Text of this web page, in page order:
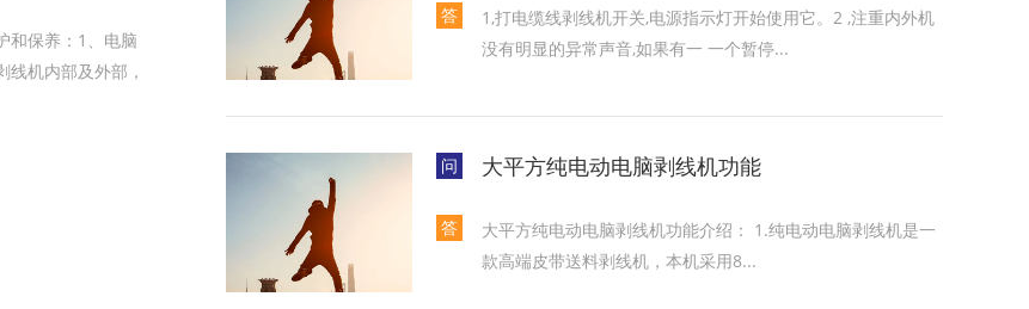
和保养‌：1‌、电脑
机内部及外部，
答
1,打电缆线剥线机开关,电源指示灯开始使用它。2 ,注重内外机
没有明显的异常声音,如果有一 一个暂停...
问 大平方纯电动电脑剥线机功能
答
大平方纯电动电脑剥线机功能介绍： 1.纯电动电脑剥线机是一
款高端皮带送料剥线机，本机采用8...